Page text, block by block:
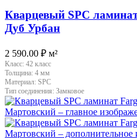
Кварцевый SPC
Дуб Урбан
2 590.00 ₽ м²
Класс: 42 класс
Толщина: 4 мм
Материал: SPC
Тип соединения: Замковое